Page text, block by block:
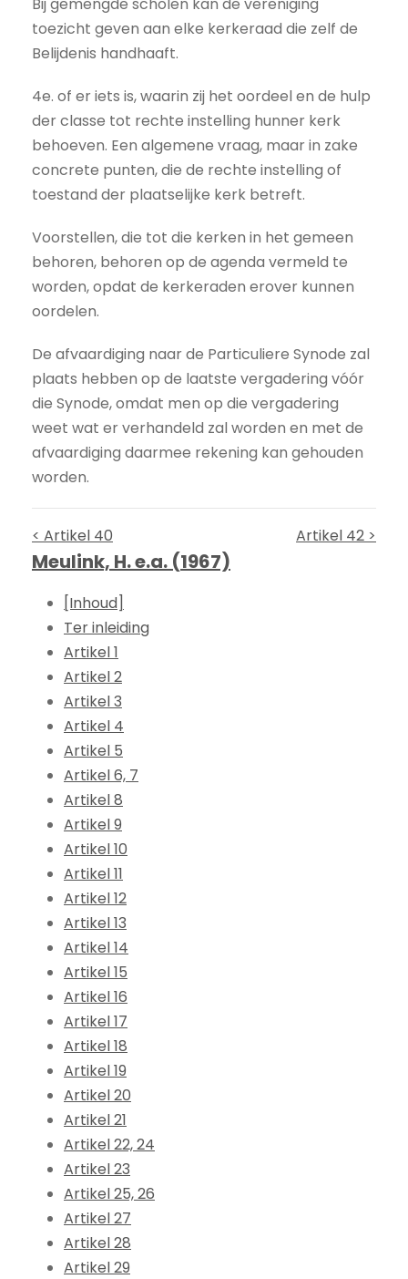
toezicht geven aan elke kerkeraad die zelf de
Belijdenis handhaaft.
4e. of er iets is, waarin zij het oordeel en de hulp
der classe tot rechte instelling hunner kerk
behoeven. Een algemene vraag, maar in zake
concrete punten, die de rechte instelling of
toestand der plaatselijke kerk betreft.
Voorstellen, die tot die kerken in het gemeen
behoren, behoren op de agenda vermeld te
worden, opdat de kerkeraden erover kunnen
oordelen.
De afvaardiging naar de Particuliere Synode zal
plaats hebben op de laatste vergadering vóór
die Synode, omdat men op die vergadering
weet wat er verhandeld zal worden en met de
afvaardiging daarmee rekening kan gehouden
worden.
< Artikel 40 Artikel 42 >
Meulink, H. e.a. (1967)
[Inhoud]
Ter inleiding
Artikel 1
Artikel 2
Artikel 3
Artikel 4
Artikel 5
Artikel 6, 7
Artikel 8
Artikel 9
Artikel 10
Artikel 11
Artikel 12
Artikel 13
Artikel 14
Artikel 15
Artikel 16
Artikel 17
Artikel 18
Artikel 19
Artikel 20
Artikel 21
Artikel 22, 24
Artikel 23
Artikel 25, 26
Artikel 27
Artikel 28
Artikel 29